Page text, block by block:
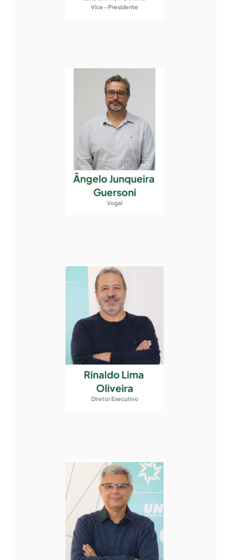
Vice - Presidente
Ângelo Junqueira
Guersoni
Vogal
Rinaldo Lima
Oliveira
Diretor Executivo